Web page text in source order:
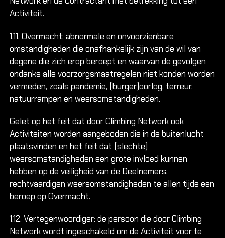
Activiteit.
1.11. Overmacht: abnormale en onvoorzienbare
omstandigheden die onafhankelijk zijn van de wil van
degene die zich erop beroept en waarvan de gevolgen
ondanks alle voorzorgsmaatregelen niet konden worden
vermeden, zoals pandemie, (burger)oorlog, terreur,
natuurrampen en weersomstandigheden.
Gelet op het feit dat door Climbing Network ook
Activiteiten worden aangeboden die in de buitenlucht
plaatsvinden en het feit dat (slechte)
weersomstandigheden een grote invloed kunnen
hebben op de veiligheid van de Deelnemers,
rechtvaardigen weersomstandigheden te allen tijde een
beroep op Overmacht.
1.12. Vertegenwoordiger: de persoon die door Climbing
Network wordt ingeschakeld om de Activiteit voor te